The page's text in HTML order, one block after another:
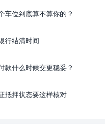
车位到底算不算你的？
行结清时间
款什么时候交更稳妥？
抵押状态要这样核对